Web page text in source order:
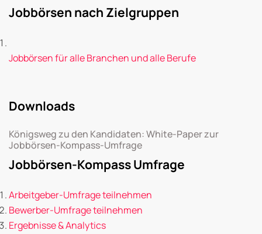
Jobbörsen nach Zielgruppen
Jobbörsen für alle Branchen und alle Berufe
Downloads
Königsweg zu den Kandidaten: White-Paper zur
Jobbörsen-Kompass-Umfrage
Jobbörsen-Kompass Umfrage
Arbeitgeber-Umfrage teilnehmen
Bewerber-Umfrage teilnehmen
Ergebnisse & Analytics